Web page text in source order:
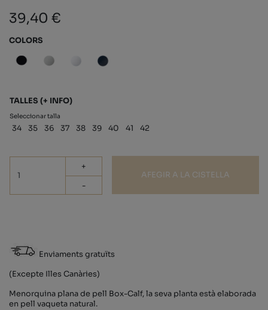
39,40 €
COLORS
TALLES (+ INFO)
Seleccionar talla
34 35 36 37 38 39 40 41 42
+
-
AFEGIR A LA CISTELLA
Enviaments gratuïts
(Excepte Illes Canàries)
Menorquina plana de pell Box-Calf, la seva planta està elaborada
en pell vaqueta natural.